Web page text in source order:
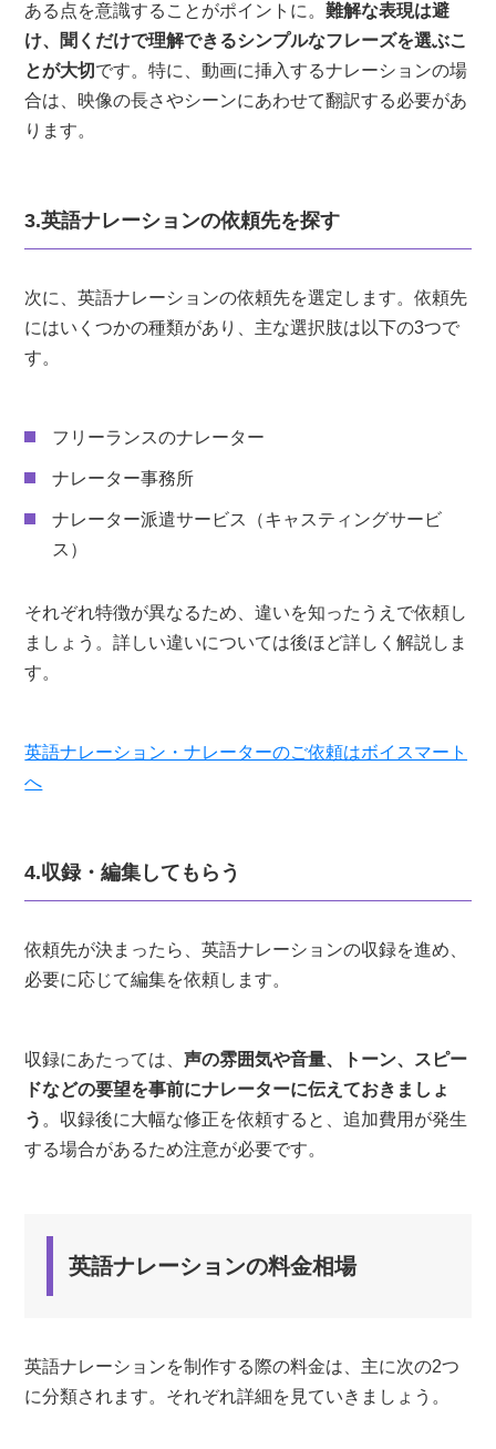
ある点を意識することがポイントに。難解な表現は避
け、聞くだけで理解できるシンプルなフレーズを選ぶこ
とが大切 です。特に、動画に挿入するナレーションの場
合は、映像の長さやシーンにあわせて翻訳する必要があ
ります。
3.英語ナレーションの依頼先を探す
次に、英語ナレーションの依頼先を選定します。依頼先
にはいくつかの種類があり、主な選択肢は以下の3つで
す。
フリーランスのナレーター
ナレーター事務所
ナレーター派遣サービス（キャスティングサービ
ス）
それぞれ特徴が異なるため、違いを知ったうえで依頼し
ましょう。詳しい違いについては後ほど詳しく解説しま
す。
英語ナレーション・ナレーターのご依頼はボイスマート
へ
4.収録・編集してもらう
依頼先が決まったら、英語ナレーションの収録を進め、
必要に応じて編集を依頼します。
収録にあたっては、声の雰囲気や音量、トーン、スピー
ドなどの要望を事前にナレーターに伝えておきましょ
う 。収録後に大幅な修正を依頼すると、追加費用が発生
する場合があるため注意が必要です。
英語ナレーションの料金相場
英語ナレーションを制作する際の料金は、主に次の2つ
に分類されます。それぞれ詳細を見ていきましょう。